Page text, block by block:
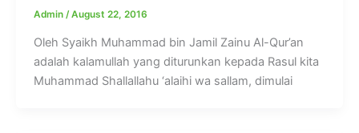
Admin /August 22, 2016
Oleh Syaikh Muhammad bin Jamil Zainu Al-Qur’an
adalah kalamullah yang diturunkan kepada Rasul kita
Muhammad Shallallahu ‘alaihi wa sallam, dimulai